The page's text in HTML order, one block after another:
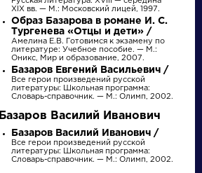
произведения
XIX вв. — М.: Московский лицей, 1997.
Образ Базарова в романе И. С.
Тургенева «Отцы и дети» /
Амелина Е.В. Готовимся к экзамену по
литературе: Учебное пособие. — М.:
Оникс, Мир и образование, 2007.
Базаров Евгений Васильевич /
Все герои произведений русской
литературы: Школьная программа:
Словарь-справочник. — М.: Олимп, 2002.
Базаров Василий Иванович
Базаров Василий Иванович /
Все герои произведений русской
литературы: Школьная программа:
Словарь-справочник. — М.: Олимп, 2002.